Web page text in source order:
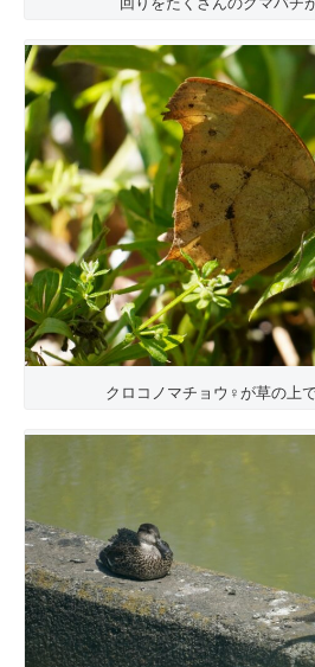
クロコノマチョウ♀が草の上